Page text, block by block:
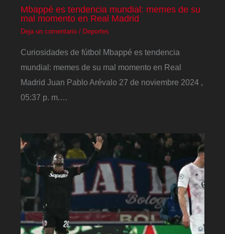
Mbappé es tendencia mundial: memes de su
mal momento en Real Madrid
Deja un comentario / Deportes
Curiosidades de fútbol Mbappé es tendencia
mundial: memes de su mal momento en Real
Madrid Juan Pablo Arévalo 27 de noviembre 2024 ,
05:37 p. m.…